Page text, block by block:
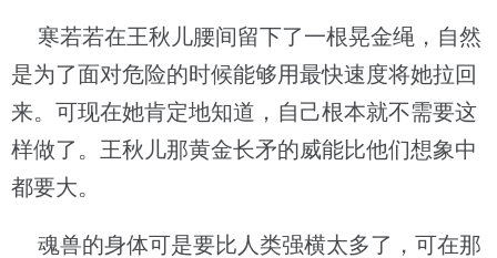
寒若若在王秋儿腰间留下了一根晃金绳，自然
是为了面对危险的时候能够用最快速度将她拉回
来。可现在她肯定地知道，自己根本就不需要这
样做了。王秋儿那黄金长矛的威能比他们想象中
都要大。
魂兽的身体可是要比人类强横太多了，可在那